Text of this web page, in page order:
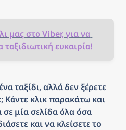
μας στο Viber, για να
ευκαιρία!
ταξίδι, αλλά δεν ξέρετε
Κάντε κλικ παρακάτω και
μία σελίδα όλα όσα
και να κλείσετε το